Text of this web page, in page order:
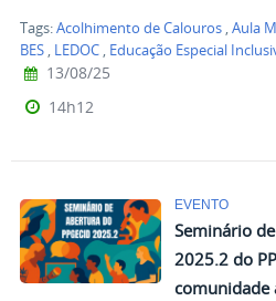
Tags:Acolhimento de Calouros,Aula
BES, LEDOC, Educação Especial
13/08/25
14h12
EVENTO
Seminário
2025.2 do
comunidade